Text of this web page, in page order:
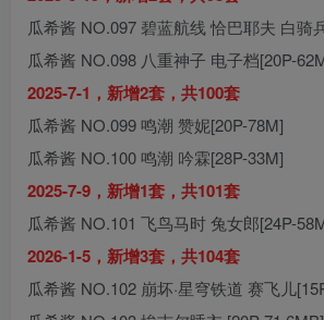
瓜希酱 NO.097 碧蓝航线 恰巴耶夫 白骑
瓜希酱 NO.098 八重神子 电子档[20P-
2025-7-1，新增2套，共100套
瓜希酱 NO.099 鸣潮 赞妮[20P-78M]
瓜希酱 NO.100 鸣潮 吟霖[28P-33M]
2025-7-9，新增1套，共101套
瓜希酱 NO.101 飞鸟马时 兔女郎[24P-
2026-1-5，新增3套，共104套
瓜希酱 NO.102 崩坏·星穹铁道 赛飞儿